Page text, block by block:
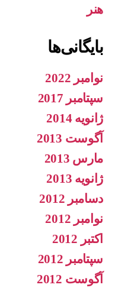
هنر
بایگانی‌ها
نوامبر 2022
سپتامبر 2017
ژانویه 2014
آگوست 2013
مارس 2013
ژانویه 2013
دسامبر 2012
نوامبر 2012
اکتبر 2012
سپتامبر 2012
آگوست 2012